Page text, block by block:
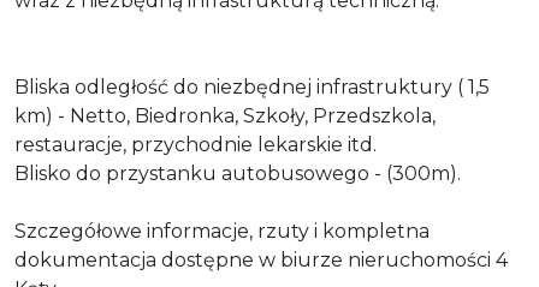
Bliska odległość do niezbędnej infrastruktury ( 1,5
km) - Netto, Biedronka, Szkoły, Przedszkola,
restauracje, przychodnie lekarskie itd.
Blisko do przystanku autobusowego - (300m).
Szczegółowe informacje, rzuty i kompletna
dokumentacja dostępne w biurze nieruchomości 4